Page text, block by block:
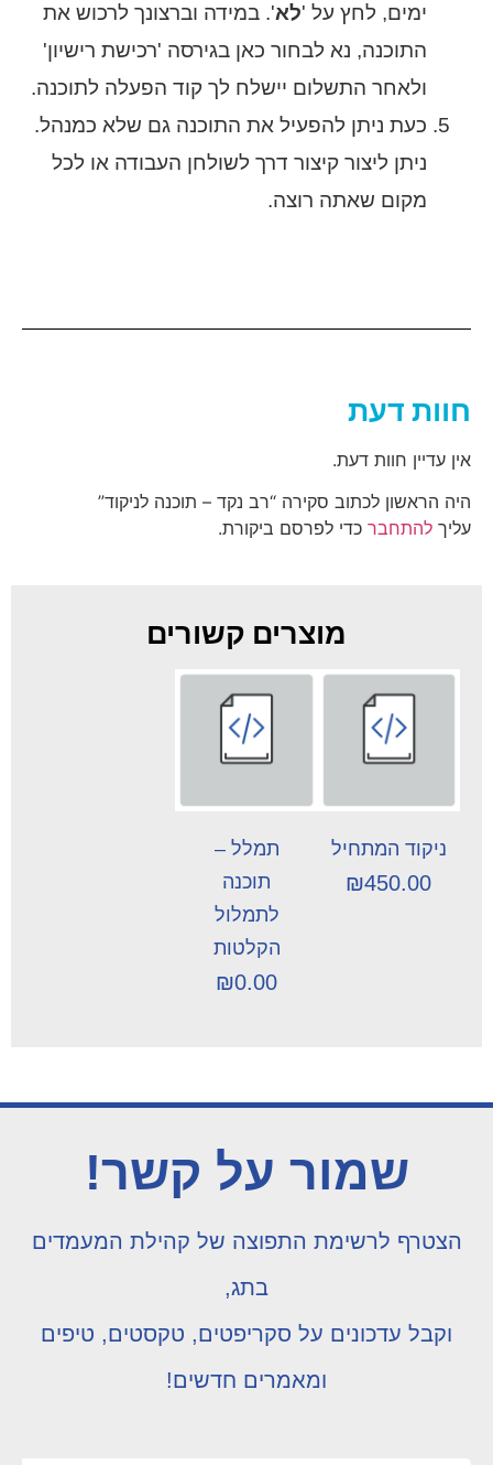
ימים, לחץ על 'לא'. במידה וברצונך לרכוש את
התוכנה, נא לבחור כאן בגירסה 'רכישת רישיון'
ולאחר התשלום יישלח לך קוד הפעלה לתוכנה.
כעת ניתן להפעיל את התוכנה גם שלא כמנהל.
ניתן ליצור קיצור דרך לשולחן העבודה או לכל
מקום שאתה רוצה.
חוות דעת
אין עדיין חוות דעת.
היה הראשון לכתוב סקירה “רב נקד – תוכנה לניקוד”
עליך להתחבר כדי לפרסם ביקורת.
מוצרים קשורים
ניקוד המתחיל
₪450.00
תמלל –
תוכנה
לתמלול
הקלטות
₪0.00
שמור על קשר!
הצטרף לרשימת התפוצה של קהילת המעמדים
בתג,
וקבל עדכונים על סקריפטים, טקסטים, טיפים
ומאמרים חדשים!